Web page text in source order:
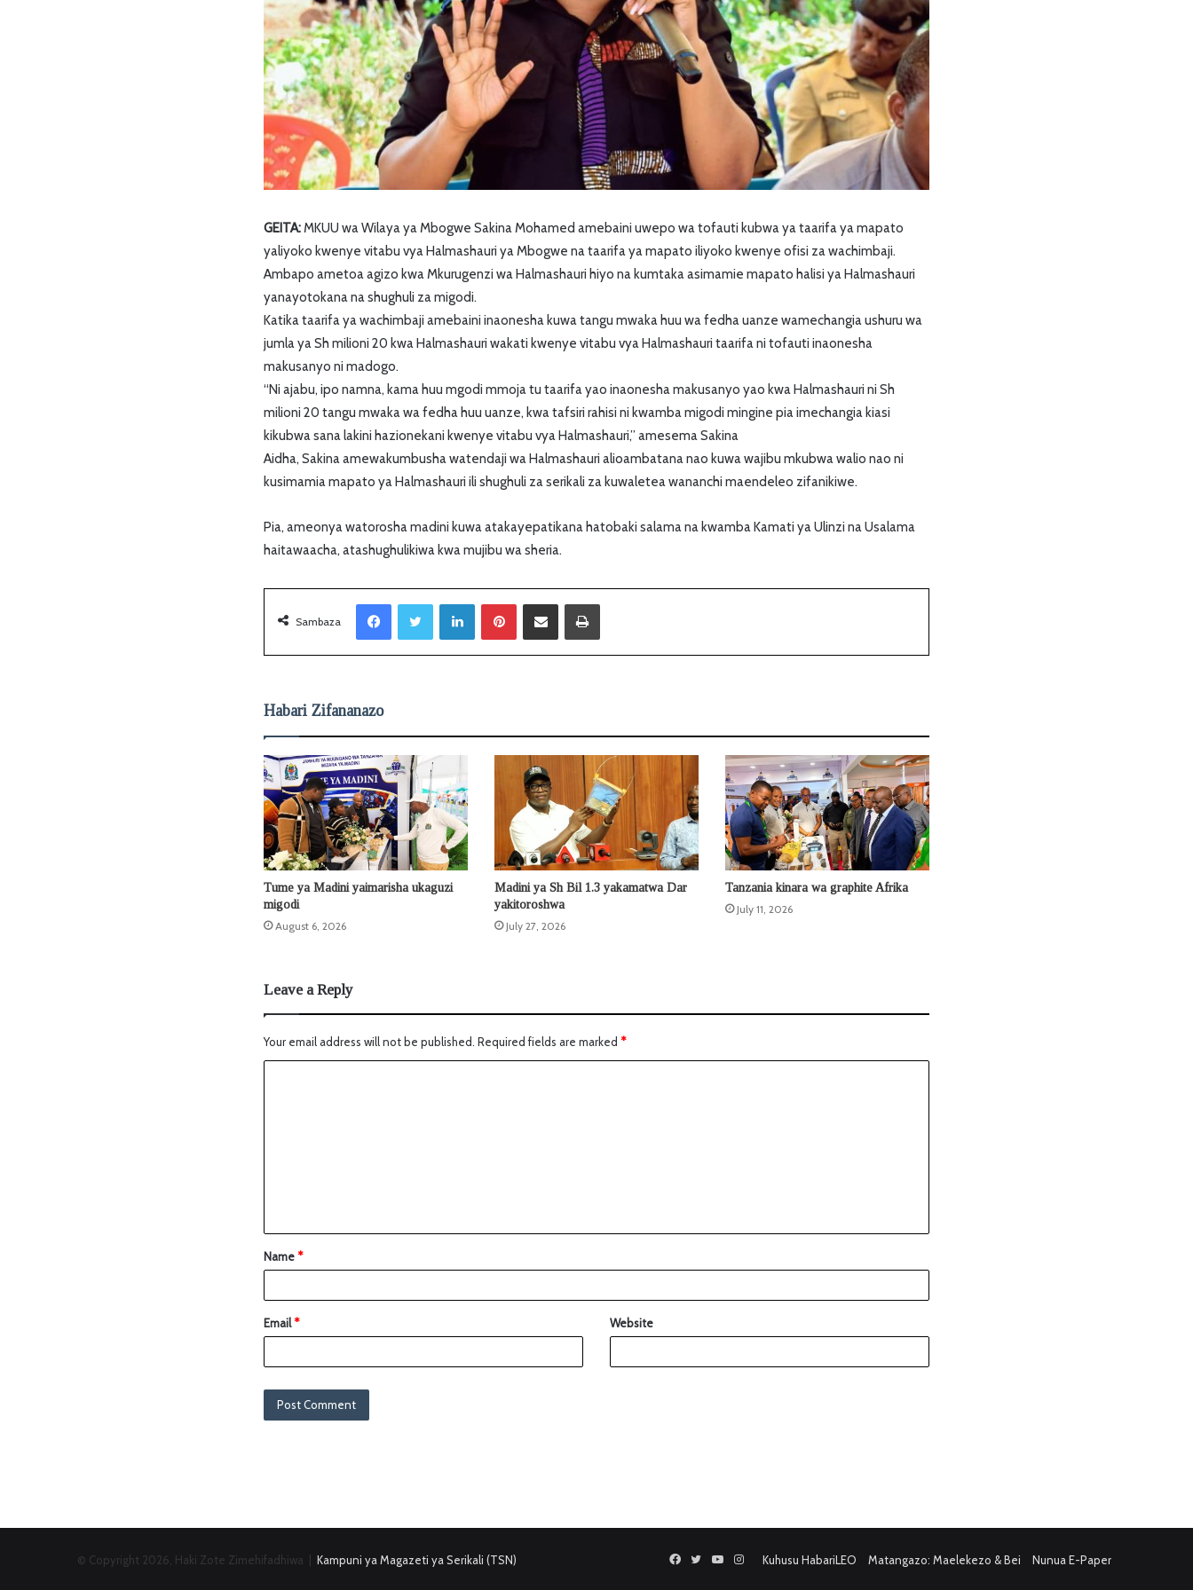
GEITA:MKUU wa Wilaya ya Mbogwe Sakina Mohamed amebaini uwepo wa tofauti kubwa ya taarifa ya mapato
yaliyoko kwenye vitabu vya Halmashauri ya Mbogwe na taarifa ya mapato iliyoko kwenye ofisi za wachimbaji.
Ambapo ametoa agizo kwa Mkurugenzi wa Halmashauri hiyo na kumtaka asimamie mapato halisi ya Halmashauri
yanayotokana na shughuli za migodi.
Katika taarifa ya wachimbaji amebaini inaonesha kuwa tangu mwaka huu wa fedha uanze wamechangia ushuru wa
jumla ya Sh milioni 20 kwa Halmashauri wakati kwenye vitabu vya Halmashauri taarifa ni tofauti inaonesha
makusanyo ni madogo.
“Ni ajabu, ipo namna, kama huu mgodi mmoja tu taarifa yao inaonesha makusanyo yao kwa Halmashauri ni Sh
milioni 20 tangu mwaka wa fedha huu uanze, kwa tafsiri rahisi ni kwamba migodi mingine pia imechangia kiasi
kikubwa sana lakini hazionekani kwenye vitabu vya Halmashauri,” amesema Sakina
Aidha, Sakina amewakumbusha watendaji wa Halmashauri alioambatana nao kuwa wajibu mkubwa walio nao ni
kusimamia mapato ya Halmashauri ili shughuli za serikali za kuwaletea wananchi maendeleo zifanikiwe.
Pia, ameonya watorosha madini kuwa atakayepatikana hatobaki salama na kwamba Kamati ya Ulinzi na Usalama
haitawaacha, atashughulikiwa kwa mujibu wa sheria.
Sambaza
LinkedIn Sambaza kupitia barua pepe
Habari Zifananazo
Tume ya Madini yaimarisha ukaguzi
migodi
August 6, 2026
Madini ya Sh Bil 1.3 yakamatwa Dar
yakitoroshwa
July 27, 2026
Tanzania kinara wa graphite Afrika
July 11, 2026
Leave a Reply
Your email address will not be published. Required fields are marked *
Name*
Email* Website
© Copyright 2026, Haki Zote Zimehifadhiwa | Kampuni ya Magazeti ya Serikali (TSN) Kuhusu HabariLEO Matangazo: Maelekezo & Bei Nunua E-Paper
FacebookTwitterYouTube
Instagram